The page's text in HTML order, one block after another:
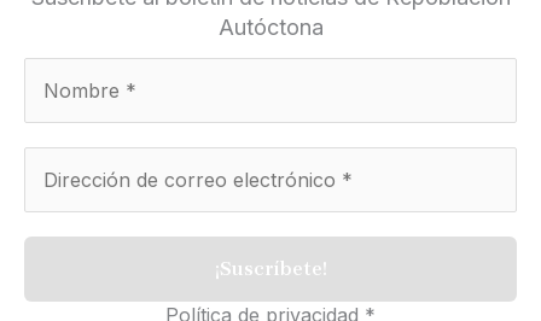
Autóctona
Política de privacidad *
Repoblación Autóctona